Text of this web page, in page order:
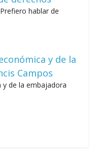
hablar de
de la embajadora